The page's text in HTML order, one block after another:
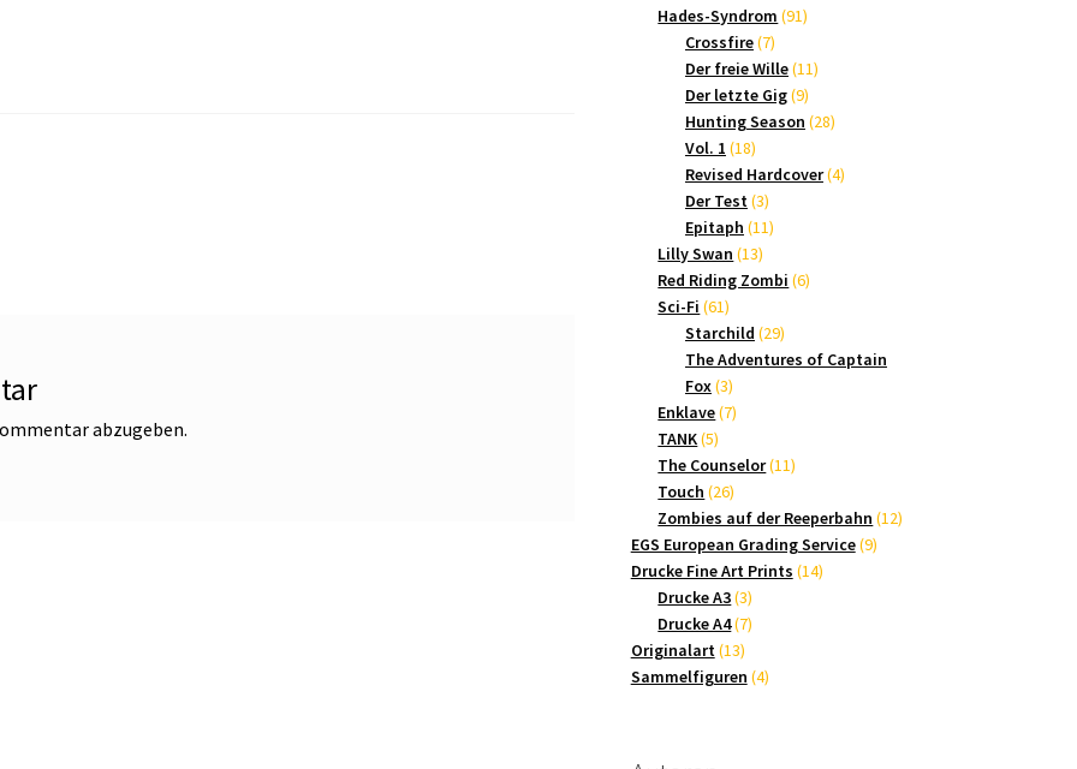
abzugeben.
Produkte
Hades-Syndrom 9191
Crossfire 77
Produkte
Der freie Wille 1111
Der letzte Gig 99
Produkte
Hunting Season 2828
Vol. 1 1818
Produkte
Revised Hardcover 44
Der Test 33
Produkte
Epitaph 1111
Lilly Swan 1313
Produkte
Red Riding Zombi 66
Sci-Fi 6161
Produkte
Starchild 2929
Produkte
The Adventures of Captain
Fox 33
Produkte
Enklave 77
TANK 55
Produkte
The Counselor 1111
Touch 2626
Produkte
Zombies auf der Reeperbahn 1212
EGS European Grading Service 99
Drucke Fine Art Prints 1414
Drucke A3 33
Produkte
Drucke A4 77
Originalart 1313
Produkte
Sammelfiguren 44